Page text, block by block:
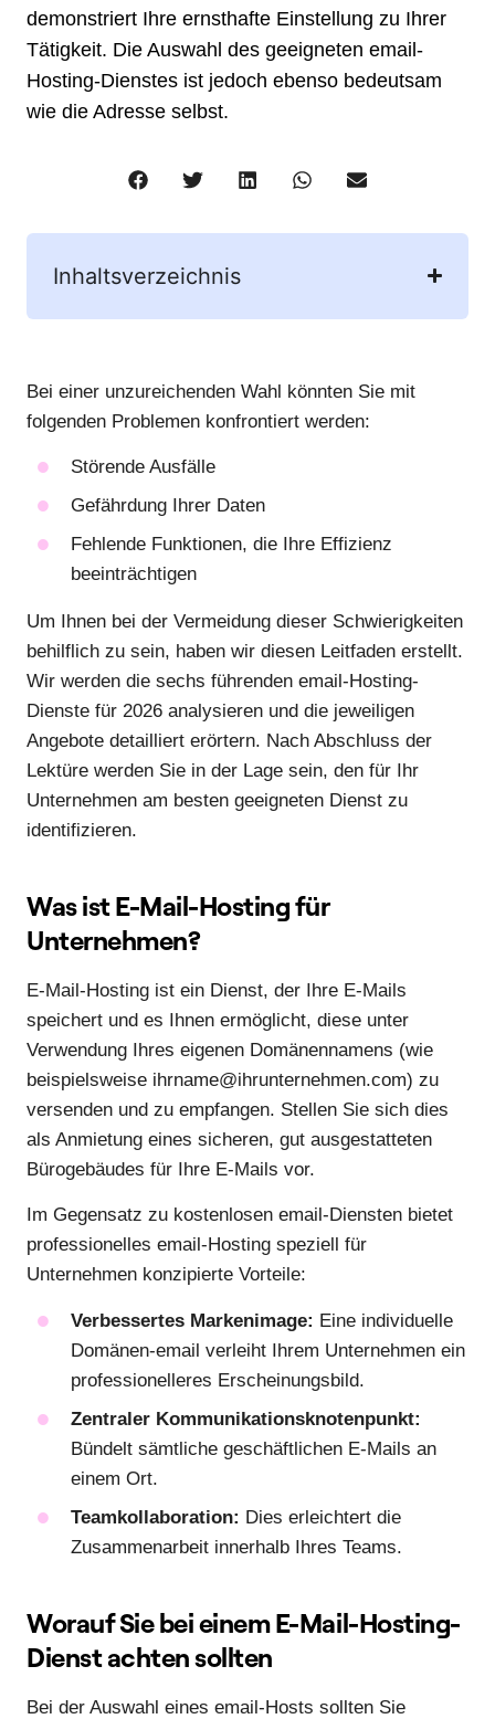
demonstriert Ihre ernsthafte Einstellung zu Ihrer
Tätigkeit. Die Auswahl des geeigneten email-
Hosting-Dienstes ist jedoch ebenso bedeutsam
wie die Adresse selbst.
Inhaltsverzeichnis
Bei einer unzureichenden Wahl könnten Sie mit
folgenden Problemen konfrontiert werden:
Störende Ausfälle
Gefährdung Ihrer Daten
Fehlende Funktionen, die Ihre Effizienz
beeinträchtigen
Um Ihnen bei der Vermeidung dieser Schwierigkeiten
behilflich zu sein, haben wir diesen Leitfaden erstellt.
Wir werden die sechs führenden email-Hosting-
Dienste für 2026 analysieren und die jeweiligen
Angebote detailliert erörtern. Nach Abschluss der
Lektüre werden Sie in der Lage sein, den für Ihr
Unternehmen am besten geeigneten Dienst zu
identifizieren.
Was ist E-Mail-Hosting für
Unternehmen?
E-Mail-Hosting ist ein Dienst, der Ihre E-Mails
speichert und es Ihnen ermöglicht, diese unter
Verwendung Ihres eigenen Domänennamens (wie
beispielsweise ihrname@ihrunternehmen.com) zu
versenden und zu empfangen. Stellen Sie sich dies
als Anmietung eines sicheren, gut ausgestatteten
Bürogebäudes für Ihre E-Mails vor.
Im Gegensatz zu kostenlosen email-Diensten bietet
professionelles email-Hosting speziell für
Unternehmen konzipierte Vorteile:
Verbessertes Markenimage: Eine individuelle
Domänen-email verleiht Ihrem Unternehmen ein
professionelleres Erscheinungsbild.
Zentraler Kommunikationsknotenpunkt:
Bündelt sämtliche geschäftlichen E-Mails an
einem Ort.
Teamkollaboration: Dies erleichtert die
Zusammenarbeit innerhalb Ihres Teams.
Worauf Sie bei einem E-Mail-Hosting-
Dienst achten sollten
Bei der Auswahl eines email-Hosts sollten Sie